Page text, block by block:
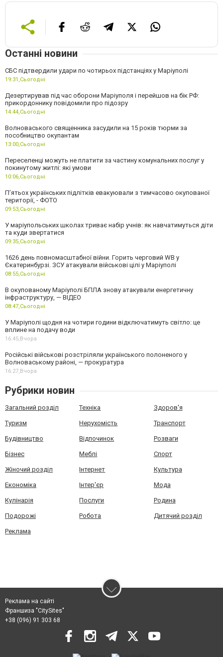
Останні новини
СБС підтвердили удари по чотирьох підстанціях у Маріуполі
19:31,Сьогодні
Дезертирував під час оборони Маріуполя і перейшов на бік РФ:
прикордоннику повідомили про підозру
14:44,Сьогодні
Волноваського священника засудили на 15 років тюрми за
пособництво окупантам
13:00,Сьогодні
Переселенці можуть не платити за частину комунальних послуг у
покинутому житлі: які умови
10:06,Сьогодні
П’ятьох українських підлітків евакуювали з тимчасово окупованої
території, - ФОТО
09:53,Сьогодні
У маріупольських школах триває набір учнів: як навчатимуться діти
та куди звертатися
09:35,Сьогодні
1626 день повномасштабної війни. Горить черговий WB у
Єкатеринбурзі. ЗСУ атакували військові цілі у Маріуполі
08:55,Сьогодні
В окупованому Маріуполі БПЛА знову атакували енергетичну
інфраструктуру, — ВІДЕО
08:47,Сьогодні
У Маріуполі щодня на чотири години відключатимуть світло: це
вплине на подачу води
16:45,Вчора
Російські військові розстріляли українського полоненого у
Волноваському районі, — прокуратура
16:27,Вчора
Рубрики новин
Загальний розділ Техніка Здоров'я
Туризм Нерухомість Транспорт
Будівництво Відпочинок Розваги
Бізнес Меблі Спорт
Жіночий розділ Інтернет Культура
Економіка Інтер'єр Мода
Кулінарія Послуги Родина
Подорожі Робота Дитячий розділ
Реклама
Реклама на сайті
Франшиза "CitySites"
+38 (096) 91 303 68